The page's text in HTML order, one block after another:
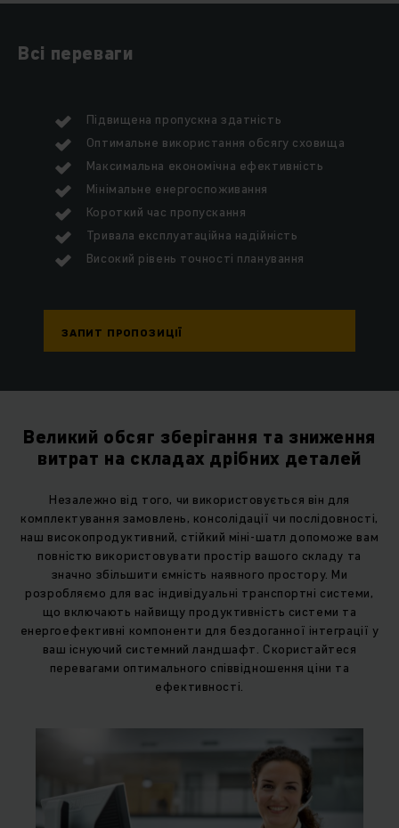
Всі переваги
Підвищена пропускна здатність
Оптимальне використання обсягу сховища
Максимальна економічна ефективність
Мінімальне енергоспоживання
Короткий час пропускання
Тривала експлуатаційна надійність
Високий рівень точності планування
ЗАПИТ ПРОПОЗИЦІЇ
Великий обсяг зберігання та зниження
витрат на складах дрібних деталей
Незалежно від того, чи використовується він для
комплектування замовлень, консолідації чи послідовності,
наш високопродуктивний, стійкий міні-шатл допоможе вам
повністю використовувати простір вашого складу та
значно збільшити ємність наявного простору. Ми
розробляємо для вас індивідуальні транспортні системи,
що включають найвищу продуктивність системи та
енергоефективні компоненти для бездоганної інтеграції у
ваш існуючий системний ландшафт. Скористайтеся
перевагами оптимального співвідношення ціни та
ефективності.